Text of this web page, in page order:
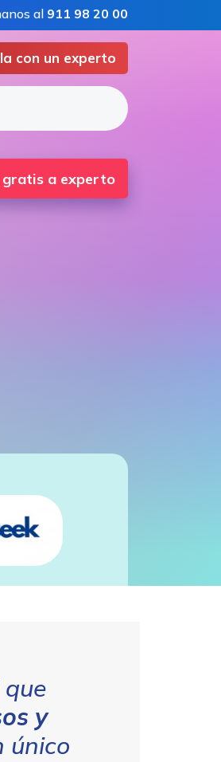
al 911 98 20 00
con un experto
gratis a experto
que
y
único